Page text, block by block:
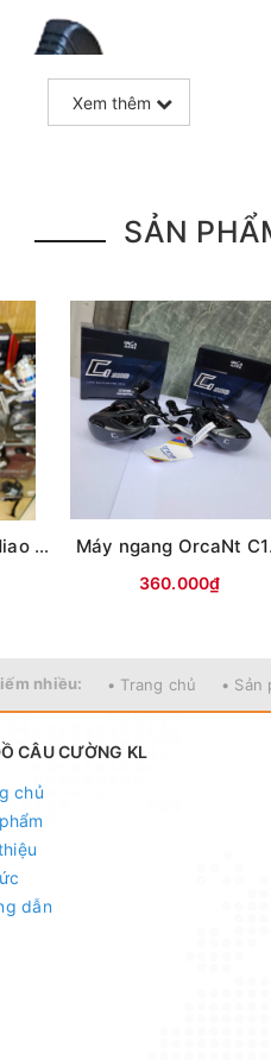
Xem thêm
SẢN
Máy có cước Bodiao NT (Bạc)
360.000₫
nhiều: • Trang chủ • Sản
CÂU CƯỜNG KL
chủ
dẫn